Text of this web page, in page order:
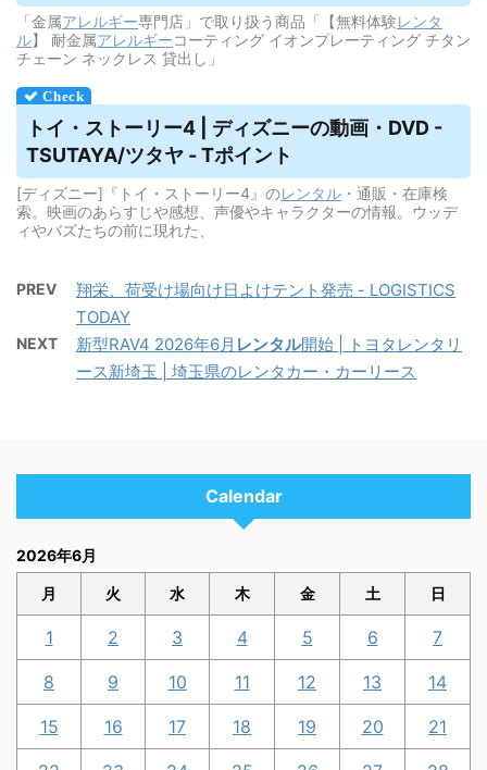
「金属アレルギー専門店」で取り扱う商品「【無料体験レンタ
ル】 耐金属アレルギーコーティング イオンプレーティング チタン
チェーン ネックレス 貸出し」
トイ・ストーリー4 | ディズニーの動画・DVD -
TSUTAYA/ツタヤ - Tポイント
[ディズニー]『トイ・ストーリー4』のレンタル ・通販・在庫検
索。映画のあらすじや感想、声優やキャラクターの情報。ウッデ
ィやバズたちの前に現れた、
PREV
翔栄、荷受け場向け日よけテント発売 - LOGISTICS
TODAY
NEXT 新型RAV4 2026年6月 レンタル開始 | トヨタレンタリ
ース新埼玉 | 埼玉県のレンタカー・カーリース
Calendar
2026年6月
月 火 水 木 金 土 日
1 2 3 4 5 6 7
8 9 10 11 12 13 14
15 16 17 18 19 20 21